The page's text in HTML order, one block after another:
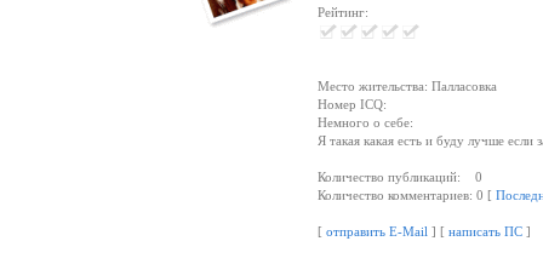
Рейтинг:
Место жительства: Палласовка
Номер ICQ:
Немного о себе:
Я такая какая есть и буду лучше если
Количество публикаций: 0
Количество комментариев: 0 [
[отправить E-Mail ] [написать ПС ]